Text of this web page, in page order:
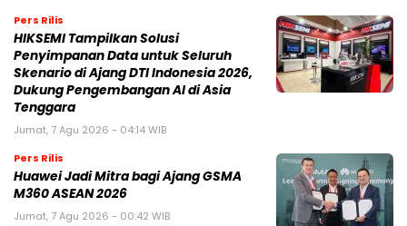
Pers Rilis
HIKSEMI Tampilkan Solusi
Penyimpanan Data untuk Seluruh
Skenario di Ajang DTI Indonesia 2026,
Dukung Pengembangan AI di Asia
Tenggara
Jumat, 7 Agu 2026 - 04:14 WIB
Pers Rilis
Huawei Jadi Mitra bagi Ajang GSMA
M360 ASEAN 2026
Jumat, 7 Agu 2026 - 00:42 WIB